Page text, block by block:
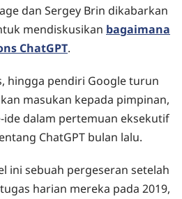
dan Sergey Brin dikabarkan
mendiskusikan bagaimana
ChatGPT.
hingga pendiri Google turun
masukan kepada pimpinan,
dalam pertemuan eksekutif
ChatGPT bulan lalu.
ini sebuah pergeseran setelah
harian mereka pada 2019,